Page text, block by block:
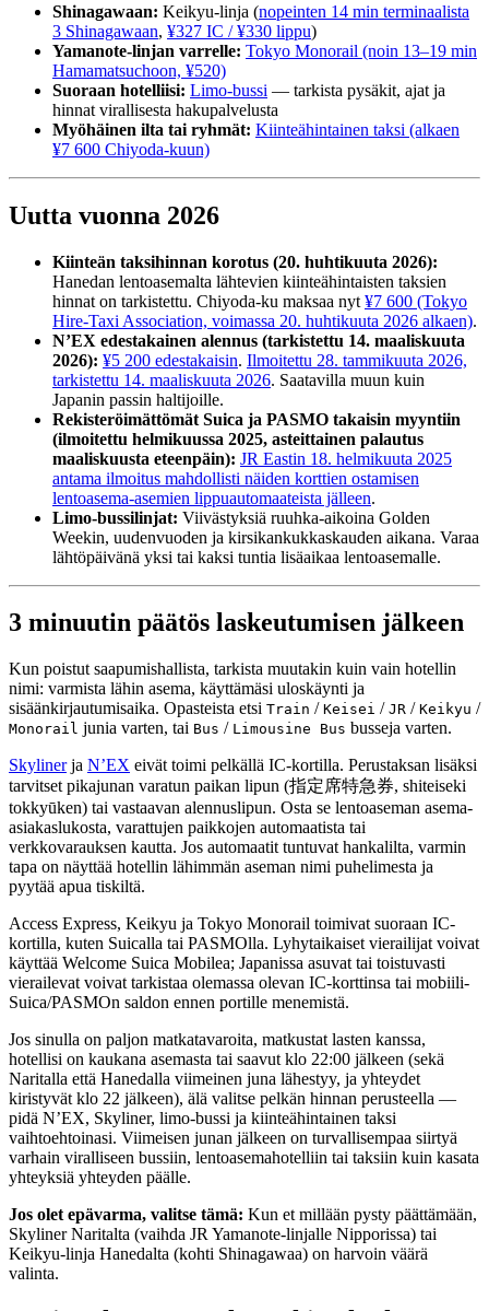
Shinagawaan: Keikyu-linja (nopeinten 14 min terminaalista
3 Shinagawaan, ¥327 IC / ¥330 lippu)
Yamanote-linjan varrelle: Tokyo Monorail (noin 13–19 min
Hamamatsuchoon, ¥520)
Suoraan hotelliisi: Limo-bussi — tarkista pysäkit, ajat ja
hinnat virallisesta hakupalvelusta
Myöhäinen ilta tai ryhmät: Kiinteähintainen taksi (alkaen
¥7 600 Chiyoda-kuun)
Uutta vuonna 2026
Kiinteän taksihinnan korotus (20. huhtikuuta 2026):
Hanedan lentoasemalta lähtevien kiinteähintaisten taksien
hinnat on tarkistettu. Chiyoda-ku maksaa nyt ¥7 600 (Tokyo
Hire-Taxi Association, voimassa 20. huhtikuuta 2026 alkaen).
N’EX edestakainen alennus (tarkistettu 14. maaliskuuta
2026): ¥5 200 edestakaisin. Ilmoitettu 28. tammikuuta 2026,
tarkistettu 14. maaliskuuta 2026. Saatavilla muun kuin
Japanin passin haltijoille.
Rekisteröimättömät Suica ja PASMO takaisin myyntiin
(ilmoitettu helmikuussa 2025, asteittainen palautus
maaliskuusta eteenpäin): JR Eastin 18. helmikuuta 2025
antama ilmoitus mahdollisti näiden korttien ostamisen
lentoasema-asemien lippuautomaateista jälleen.
Limo-bussilinjat: Viivästyksiä ruuhka-aikoina Golden
Weekin, uudenvuoden ja kirsikankukkaskauden aikana. Varaa
lähtöpäivänä yksi tai kaksi tuntia lisäaikaa lentoasemalle.
3 minuutin päätös laskeutumisen jälkeen
Kun poistut saapumishallista, tarkista muutakin kuin vain hotellin
nimi: varmista lähin asema, käyttämäsi uloskäynti ja
sisäänkirjautumisaika. Opasteista etsi Train / Keisei / JR / Keikyu /
Monorail junia varten, tai Bus / Limousine Bus busseja varten.
Skylinerja N’EX eivät toimi pelkällä IC-kortilla. Perustaksan lisäksi
tarvitset pikajunan varatun paikan lipun (指定席特急券, shiteiseki
tokkyūken) tai vastaavan alennuslipun. Osta se lentoaseman asema-
asiakaslukosta, varattujen paikkojen automaatista tai
verkkovarauksen kautta. Jos automaatit tuntuvat hankalilta, varmin
tapa on näyttää hotellin lähimmän aseman nimi puhelimesta ja
pyytää apua tiskiltä.
Access Express, Keikyu ja Tokyo Monorail toimivat suoraan IC-
kortilla, kuten Suicalla tai PASMOlla. Lyhytaikaiset vierailijat voivat
käyttää Welcome Suica Mobilea; Japanissa asuvat tai toistuvasti
vierailevat voivat tarkistaa olemassa olevan IC-korttinsa tai mobiili-
Suica/PASMOn saldon ennen portille menemistä.
Jos sinulla on paljon matkatavaroita, matkustat lasten kanssa,
hotellisi on kaukana asemasta tai saavut klo 22:00 jälkeen (sekä
Naritalla että Hanedalla viimeinen juna lähestyy, ja yhteydet
kiristyvät klo 22 jälkeen), älä valitse pelkän hinnan perusteella —
pidä N’EX, Skyliner, limo-bussi ja kiinteähintainen taksi
vaihtoehtoinasi. Viimeisen junan jälkeen on turvallisempaa siirtyä
varhain viralliseen bussiin, lentoasemahotelliin tai taksiin kuin kasata
yhteyksiä yhteyden päälle.
Jos olet epävarma, valitse tämä: Kun et millään pysty päättämään,
Skyliner Naritalta (vaihda JR Yamanote-linjalle Nipporissa) tai
Keikyu-linja Hanedalta (kohti Shinagawaa) on harvoin väärä
valinta.